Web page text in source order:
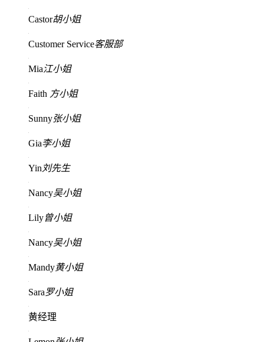
Castor胡小姐
Customer Service客服部
Mia江小姐
Faith 方小姐
Sunny张小姐
Gia李小姐
Yin 刘先生
Nancy吴小姐
Lily曾小姐
Nancy吴小姐
Mandy黄小姐
Sara罗小姐
黄经理